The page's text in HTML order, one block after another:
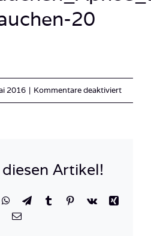
20
2016 | Kommentare deaktiviertfür
Artikel!
WhatsApp
TelegramTumblrPinterest
Vk
Xing
E-